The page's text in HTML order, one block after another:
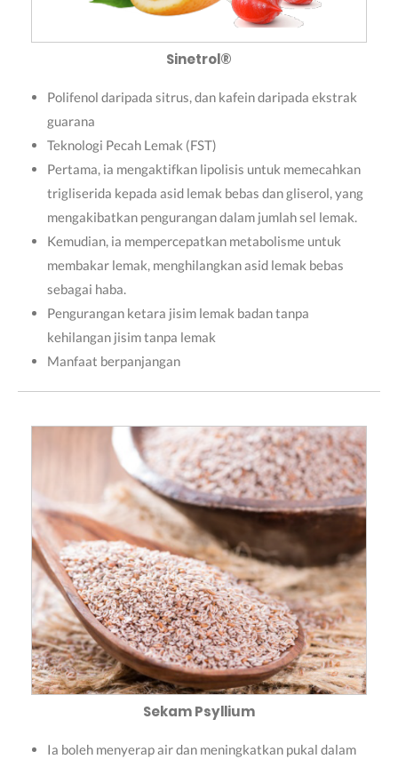
Sinetrol®
Polifenol daripada sitrus, dan kafein daripada ekstrak
guarana
Teknologi Pecah Lemak (FST)
Pertama, ia mengaktifkan lipolisis untuk memecahkan
trigliserida kepada asid lemak bebas dan gliserol, yang
mengakibatkan pengurangan dalam jumlah sel lemak.
Kemudian, ia mempercepatkan metabolisme untuk
membakar lemak, menghilangkan asid lemak bebas
sebagai haba.
Pengurangan ketara jisim lemak badan tanpa
kehilangan jisim tanpa lemak
Manfaat berpanjangan
Sekam Psyllium
Ia boleh menyerap air dan meningkatkan pukal dalam